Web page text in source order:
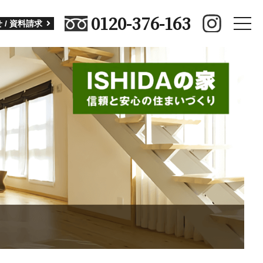
/ 資料請求 0120-376-163
toggle